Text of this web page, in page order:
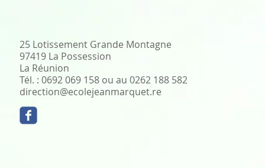
25 Lotissement Grande Montagne
97419 La Possession
La Réunion
​Tél. : 0692 069 158 ou au 0262 188 582
direction@ecolejeanmarquet.re